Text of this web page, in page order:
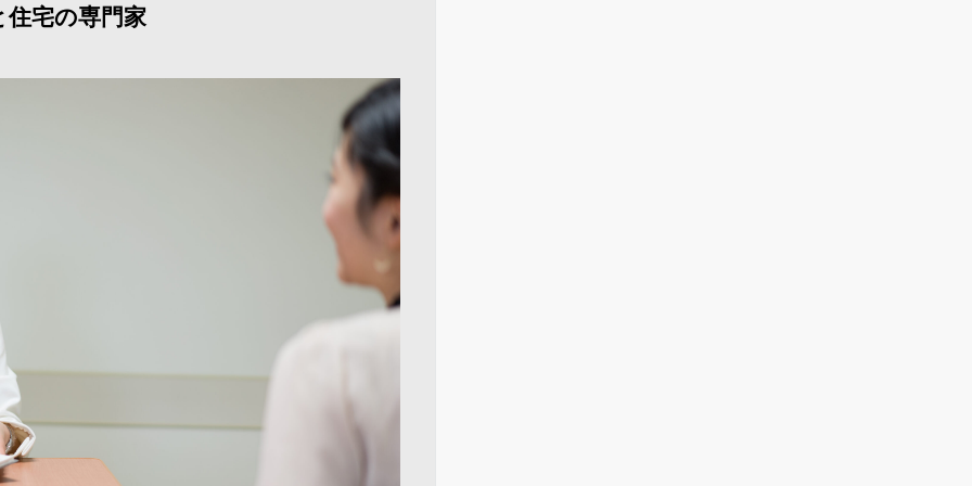
住宅の専門家